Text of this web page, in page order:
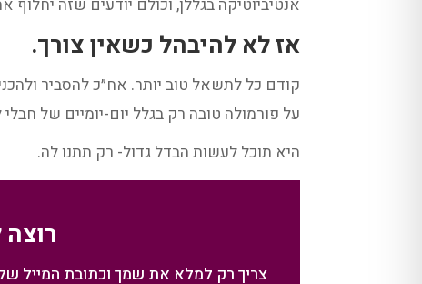
אנטיביוטיקה בגללן, וכולם יודעים שזה יחלוף
אז לא להיבהל כשאין צורך.
קודם כל לתשאל טוב יותר. אח״כ להסביר
על פורמולה טובה רק בגלל יום-יומיים של חבלי
היא תוכל לעשות הבדל גדול- רק תתנו לה.
צריך רק למלא את שמך וכתובת המייל שלך